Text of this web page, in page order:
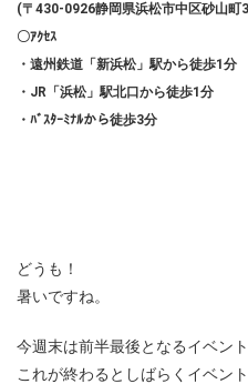
(〒430-0926静岡県浜松市中区砂山町
〇ｱｸｾｽ
・遠州鉄道「新浜松」駅から徒歩1分
・JR「浜松」駅北口から徒歩1分
・ﾊﾞｽﾀｰﾐﾅﾙから徒歩3分
どうも！
暑いですね。
今週末は前半最後となるイベン
これが終わるとしばらくイベン